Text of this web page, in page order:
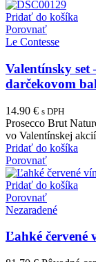
Pridať do košíka
Porovnať
Le Contesse
Valentínsky set
darčekovom
14.90 € s DPH
Prosecco Brut
vo Valentínskej
Pridať do košíka
Porovnať
Pridať do košíka
Porovnať
Nezaradené
Ľahké červené